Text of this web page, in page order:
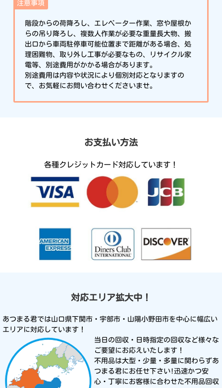
注意事項
階段からの荷降ろし、エレベーター作業、窓や屋根か
らの吊り降ろし、複数人作業が必要な重量長大物、搬
出口から車両駐停車可能位置まで距離がある場合、処
理困難物、取り外し工事が必要なもの、リサイクル家
電等、別途費用がかかる場合があります。
別途費用は内容や状況により個別対応となりますの
で、お気軽にお問い合わせくださいませ。
お支払い方法
各種クレジットカード対応しています！
対応エリア拡大中！
あつまる君では山口県下関市・宇部市・山陽小野田市を中心に幅広い
エリアに対応しています！
当日の回収・日時指定の回収など様々な
ご要望にお応えいたします！
不用品は大型・少量・多量に関わらずあ
つまる君にお任せ下さい!迅速かつ安
心・丁寧にお客様に合わせた不用品回収